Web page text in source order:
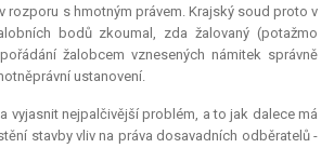
rozporu s hmotným právem. Krajský soud proto v
bodů zkoumal, zda žalovaný (potažmo
žalobcem vznesených námitek správně
ustanovení.
vyjasnit nejpalčivější problém, a to jak dalece má
stavby vliv na práva dosavadních odběratelů -